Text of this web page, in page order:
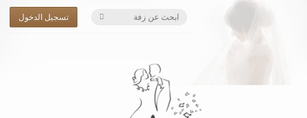
تسجيل الدخول